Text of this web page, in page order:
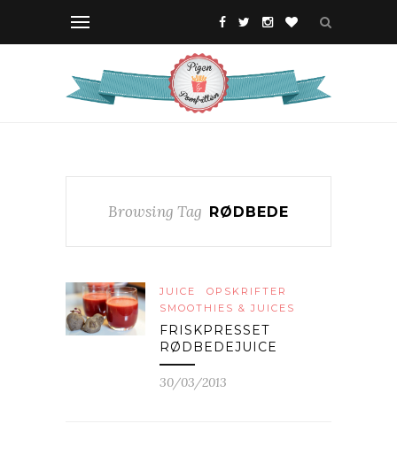
Browsing Tag RØDBEDE
JUICE
OPSKRIFTER
SMOOTHIES & JUICES
FRISKPRESSET
RØDBEDEJUICE
30/03/2013